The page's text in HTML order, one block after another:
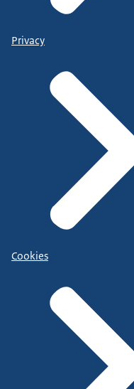
Privacy
Cookies